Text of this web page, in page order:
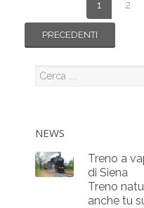
1 2
NEWS
Treno a
di Siena
Treno
anche tu